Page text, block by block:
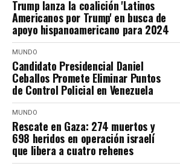
Trump lanza la coalición 'Latinos
Americanos por Trump' en busca de
apoyo hispanoamericano para 2024
MUNDO
Candidato Presidencial Daniel
Ceballos Promete Eliminar Puntos
de Control Policial en Venezuela
MUNDO
Rescate en Gaza: 274 muertos y
698 heridos en operación israelí
que libera a cuatro rehenes